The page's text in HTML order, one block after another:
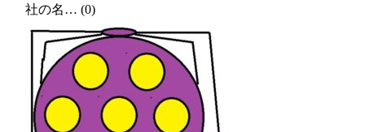
社の名… (0)